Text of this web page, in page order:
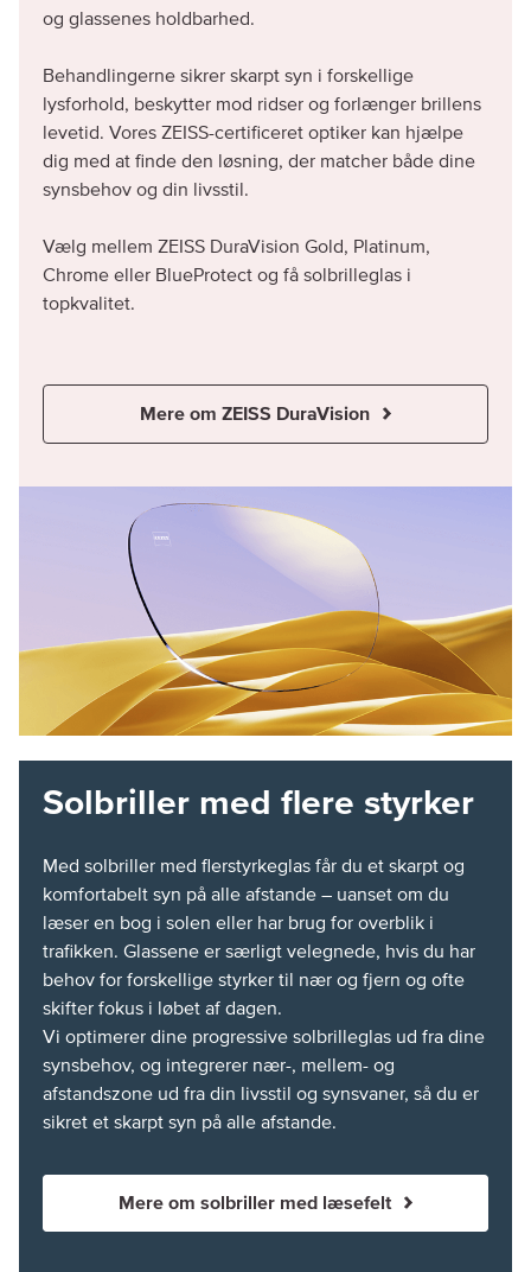
og glassenes holdbarhed.
Behandlingerne sikrer skarpt syn i forskellige
lysforhold, beskytter mod ridser og forlænger brillens
levetid. Vores ZEISS-certificeret optiker kan hjælpe
dig med at finde den løsning, der matcher både dine
synsbehov og din livsstil.
Vælg mellem ZEISS DuraVision Gold, Platinum,
Chrome eller BlueProtect og få solbrilleglas i
topkvalitet.
Mere om ZEISS DuraVision
Solbriller med flere styrker
Med solbriller med flerstyrkeglas får du et skarpt og
komfortabelt syn på alle afstande – uanset om du
læser en bog i solen eller har brug for overblik i
trafikken. Glassene er særligt velegnede, hvis du har
behov for forskellige styrker til nær og fjern og ofte
skifter fokus i løbet af dagen.
Vi optimerer dine progressive solbrilleglas ud fra dine
synsbehov, og integrerer nær-, mellem- og
afstandszone ud fra din livsstil og synsvaner, så du er
Mere om solbriller med læsefelt